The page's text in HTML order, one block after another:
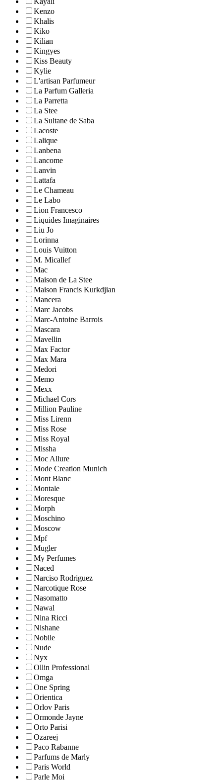
Kenzo
Khalis
Kiko
Kilian
Kingyes
Kiss Beauty
Kylie
L'artisan Parfumeur
La Parfum Galleria
La Parretta
La Stee
La Sultane de Saba
Lacoste
Lalique
Lanbena
Lancome
Lanvin
Lattafa
Le Chameau
Le Labo
Lion Francesco
Liquides Imaginaires
Liu Jo
Lorinna
Louis Vuitton
M. Micallef
Mac
Maison de La Stee
Maison Francis Kurkdjian
Mancera
Marc Jacobs
Marc-Antoine Barrois
Mascara
Mavellin
Max Factor
Max Mara
Medori
Memo
Mexx
Michael Cors
Million Pauline
Miss Lirenn
Miss Rose
Miss Royal
Missha
Moc Allure
Mode Creation Munich
Mont Blanc
Montale
Moresque
Morph
Moschino
Moscow
Mpf
Mugler
My Perfumes
Naced
Narciso Rodriguez
Narcotique Rose
Nasomatto
Nawal
Nina Ricci
Nishane
Nobile
Nude
Nyx
Ollin Professional
Omga
One Spring
Orientica
Orlov Paris
Ormonde Jayne
Orto Parisi
Ozareej
Paco Rabanne
Parfums de Marly
Paris World
Parle Moi